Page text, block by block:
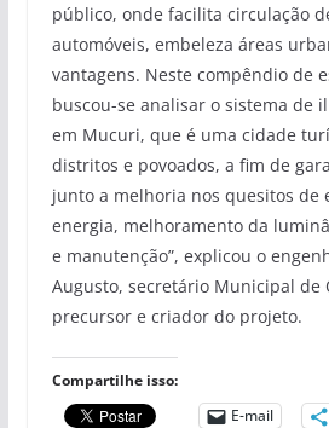
público, onde facilita circulação
automóveis, embeleza áreas
vantagens. Neste compêndio de
buscou-se analisar o sistema de
em Mucuri, que é uma cidade
distritos e povoados, a fim de
junto a melhoria nos quesitos de
energia, melhoramento da
e manutenção”, explicou o
Augusto, secretário Municipal de
precursor e criador do projeto.
Compartilhe isso:
E-mail